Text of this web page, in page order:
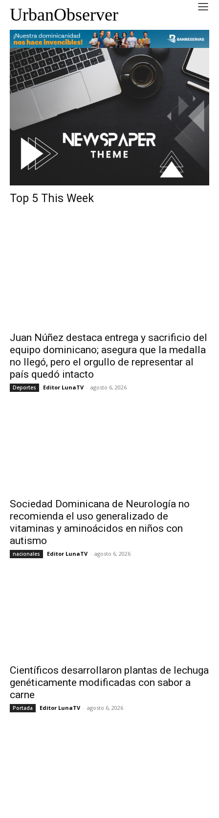
UrbanObserver
Top 5 This Week
Juan Núñez destaca entrega y sacrificio del
equipo dominicano; asegura que la medalla
no llegó, pero el orgullo de representar al
país quedó intacto
Deportes Editor LunaTV - agosto 6, 2026
Sociedad Dominicana de Neurología no
recomienda el uso generalizado de
vitaminas y aminoácidos en niños con
autismo
nacionales Editor LunaTV - agosto 6, 2026
Científicos desarrollaron plantas de lechuga
genéticamente modificadas con sabor a
carne
Portada Editor LunaTV - agosto 6, 2026